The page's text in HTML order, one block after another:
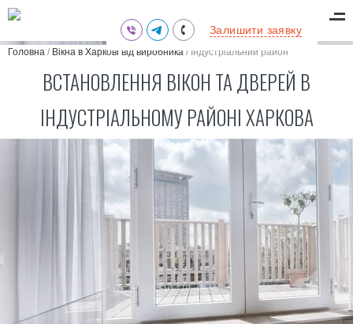
(095) 711-77-47
(097) 773-73-71
Залишити заявку
Головна / Вікна в Харкові від виробника / Індустріальний район
ВСТАНОВЛЕННЯ ВІКОН ТА ДВЕРЕЙ В
ІНДУСТРІАЛЬНОМУ РАЙОНІ ХАРКОВА